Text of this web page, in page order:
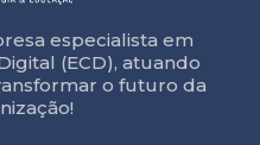
especialista em
(ECD), atuando
o futuro da